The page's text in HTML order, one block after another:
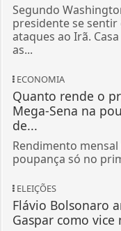
Segundo
presidente se
ataques ao Irã.
as...
ECONOMIA
Quanto rende o
Mega-Sena na
de...
Rendimento mensal
poupança só no
ELEIÇÕES
Flávio Bolsonaro
Gaspar como vice